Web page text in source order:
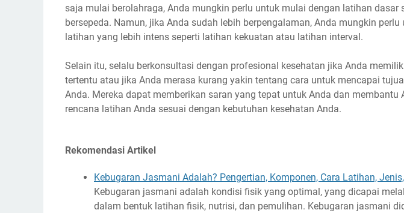
saja mulai berolahraga, Anda mungkin perlu untuk mulai dengan latihan dasar
bersepeda. Namun, jika Anda sudah lebih berpengalaman, Anda mungkin
latihan yang lebih intens seperti latihan kekuatan atau latihan interval.
Selain itu, selalu berkonsultasi dengan profesional kesehatan jika Anda
tertentu atau jika Anda merasa kurang yakin tentang cara untuk mencapai
Anda. Mereka dapat memberikan saran yang tepat untuk Anda dan membantu
rencana latihan Anda sesuai dengan kebutuhan kesehatan Anda.
Rekomendasi Artikel
Kebugaran Jasmani Adalah? Pengertian, Komponen, Cara Latihan,
Kebugaran jasmani adalah kondisi fisik yang optimal, yang dicapai
dalam bentuk latihan fisik, nutrisi, dan pemulihan. Kebugaran jasmani